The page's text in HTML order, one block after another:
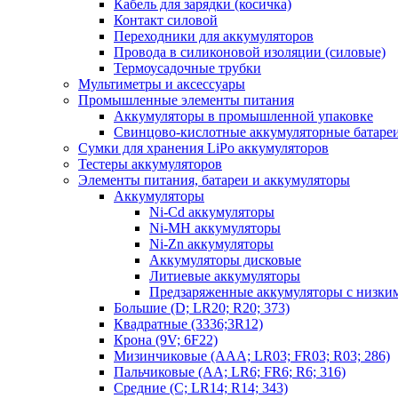
Кабель для зарядки (косичка)
Контакт силовой
Переходники для аккумуляторов
Провода в силиконовой изоляции (силовые)
Термоусадочные трубки
Мультиметры и аксессуары
Промышленные элементы питания
Аккумуляторы в промышленной упаковке
Свинцово-кислотные аккумуляторные
Сумки для хранения LiPo аккумуляторов
Тестеры аккумуляторов
Элементы питания, батареи и аккумуляторы
Аккумуляторы
Ni-Cd аккумуляторы
Ni-MH аккумуляторы
Ni-Zn аккумуляторы
Аккумуляторы дисковые
Литиевые аккумуляторы
Предзаряженные аккумуляторы с
Большие (D; LR20; R20; 373)
Квадратные (3336;3R12)
Крона (9V; 6F22)
Мизинчиковые (AAA; LR03; FR03; R03; 286)
Пальчиковые (AA; LR6; FR6; R6; 316)
Средние (C; LR14; R14; 343)